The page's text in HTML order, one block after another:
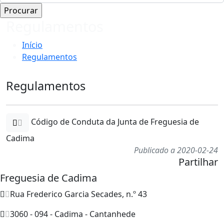
Início
Regulamentos
Regulamentos
Código de Conduta da Junta de Freguesia de
Cadima
Publicado a 2020-02-24
Partilhar
Freguesia de Cadima
Rua Frederico Garcia Secades, n.º 43
3060 - 094 - Cadima - Cantanhede